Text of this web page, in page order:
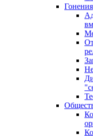
Гонения